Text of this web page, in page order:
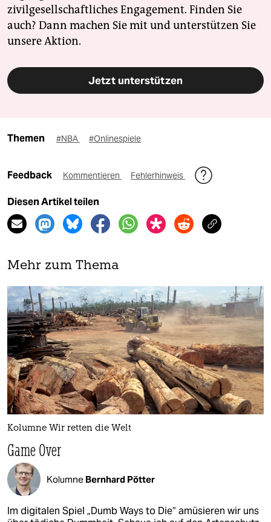
zivilgesellschaftliches Engagement. Finden Sie
auch? Dann machen Sie mit und unterstützen Sie
unsere Aktion.
Jetzt unterstützen
Themen #NBA #Onlinespiele
Feedback Kommentieren Fehlerhinweis
Diesen Artikel teilen
Mehr zum Thema
Kolumne Wir retten die Welt
Game Over
Kolumne Bernhard Pötter
Im digitalen Spiel „Dumb Ways to Die“ amüsieren wir uns